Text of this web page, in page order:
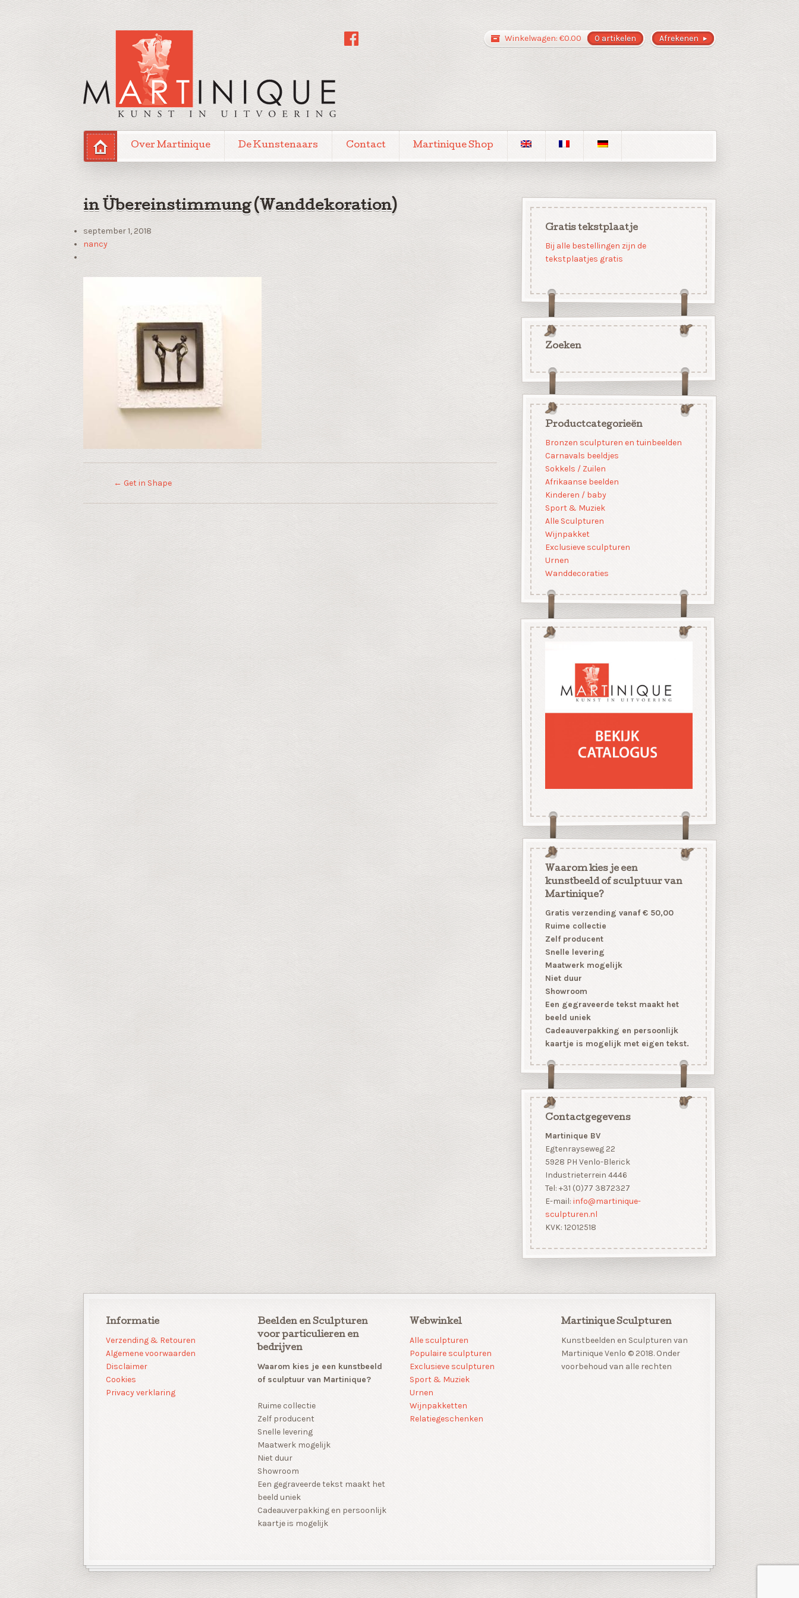
Afrekenen
Winkelwagen: €0.00 0 artikelen
Over Martinique De Kunstenaars Contact Martinique Shop
in Übereinstimmung (Wanddekoration)
september 1, 2018
nancy
← Get in Shape
Gratis tekstplaatje
Bij alle bestellingen zijn de
tekstplaatjes gratis
Zoeken
Productcategorieën
Bronzen sculpturen en tuinbeelden
Carnavals beeldjes
Sokkels / Zuilen
Afrikaanse beelden
Kinderen / baby
Sport & Muziek
Alle Sculpturen
Wijnpakket
Exclusieve sculpturen
Urnen
Wanddecoraties
Waarom kies je een
kunstbeeld of sculptuur van
Martinique?
Gratis verzending vanaf € 50,00
Ruime collectie
Zelf producent
Snelle levering
Maatwerk mogelijk
Niet duur
Showroom
Een gegraveerde tekst maakt het
beeld uniek
Cadeauverpakking en persoonlijk
kaartje is mogelijk met eigen tekst.
Contactgegevens
Martinique BV
Egtenrayseweg 22
5928 PH Venlo-Blerick
Industrieterrein 4446
Tel: +31 (0)77 3872327
E-mail: info@martinique-
sculpturen.nl
KVK: 12012518
Informatie
Verzending & Retouren
Algemene voorwaarden
Disclaimer
Cookies
Privacy verklaring
Beelden en Sculpturen
voor particulieren en
bedrijven
Waarom kies je een kunstbeeld
of sculptuur van Martinique?
Ruime collectie
Zelf producent
Snelle levering
Maatwerk mogelijk
Niet duur
Showroom
Een gegraveerde tekst maakt het
beeld uniek
Cadeauverpakking en persoonlijk
kaartje is mogelijk
Webwinkel
Alle sculpturen
Populaire sculpturen
Exclusieve sculpturen
Sport & Muziek
Urnen
Wijnpakketten
Relatiegeschenken
Martinique Sculpturen
Kunstbeelden en Sculpturen van
Martinique Venlo © 2018. Onder
voorbehoud van alle rechten